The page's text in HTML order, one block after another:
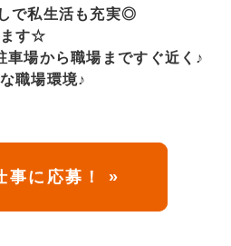
で私生活も充実◎
す☆
車場から職場まですぐ近く♪
職場環境♪
事に応募！ »